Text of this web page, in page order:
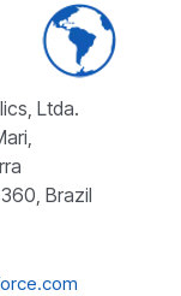
Ltda.
Brazil